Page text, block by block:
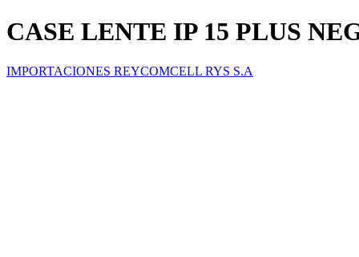
CASE LENTE IP 15 PLUS
IMPORTACIONES REYCOMCELL RYS S.A